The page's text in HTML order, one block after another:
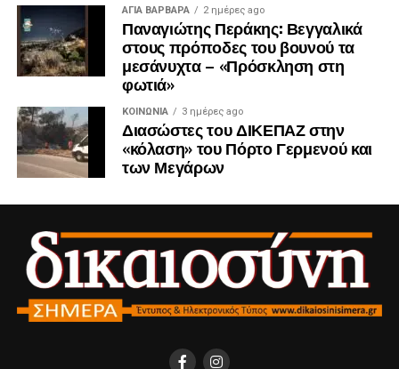
ΑΓΙΑ ΒΑΡΒΑΡΑ 2 ημέρες ago
Παναγιώτης Περάκης: Βεγγαλικά
στους πρόποδες του βουνού τα
μεσάνυχτα – «Πρόσκληση στη
φωτιά»
ΚΟΙΝΩΝΊΑ 3 ημέρες ago
Διασώστες του ΔΙΚΕΠΑΖ στην
«κόλαση» του Πόρτο Γερμενού και
των Μεγάρων